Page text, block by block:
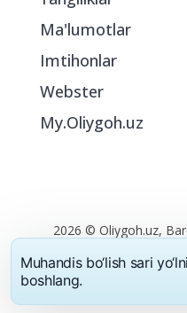
Ma'lumotlar
Imtihonlar
Webster
My.Oliygoh.uz
2026 © Oliygoh.uz,
Reklama/
Muhandis bo‘lish sari yo‘lni
boshlang.